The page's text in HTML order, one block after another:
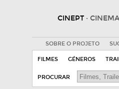
CINEPT ·
SOBRE O PROJETO
FILMES GÉNEROS
PROCURAR